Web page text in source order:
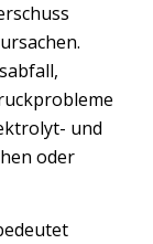
und
oder